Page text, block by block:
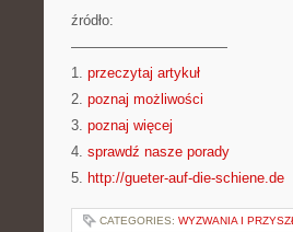
źródło:
———————————
1. przeczytaj artykuł
2. poznaj możliwości
3. poznaj więcej
4. sprawdź nasze porady
5. http://gueter-auf-die-schiene.de
CATEGORIES: WYZWANIA I